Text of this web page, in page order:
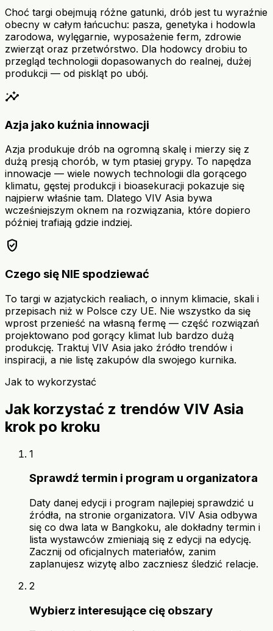
Choć targi obejmują różne gatunki, drób jest tu wyraźnie
obecny w całym łańcuchu: pasza, genetyka i hodowla
zarodowa, wylęgarnie, wyposażenie ferm, zdrowie
zwierząt oraz przetwórstwo. Dla hodowcy drobiu to
przegląd technologii dopasowanych do realnej, dużej
produkcji — od piskląt po ubój.
insights
Azja jako kuźnia innowacji
Azja produkuje drób na ogromną skalę i mierzy się z
dużą presją chorób, w tym ptasiej grypy. To napędza
innowacje — wiele nowych technologii dla gorącego
klimatu, gęstej produkcji i bioasekuracji pokazuje się
najpierw właśnie tam. Dlatego VIV Asia bywa
wcześniejszym oknem na rozwiązania, które dopiero
później trafiają gdzie indziej.
verified_user
Czego się NIE spodziewać
To targi w azjatyckich realiach, o innym klimacie, skali i
przepisach niż w Polsce czy UE. Nie wszystko da się
wprost przenieść na własną fermę — część rozwiązań
projektowano pod gorący klimat lub bardzo dużą
produkcję. Traktuj VIV Asia jako źródło trendów i
inspiracji, a nie listę zakupów dla swojego kurnika.
Jak to wykorzystać
Jak korzystać z trendów VIV Asia
krok po kroku
1
Sprawdź termin i program u organizatora
Daty danej edycji i program najlepiej sprawdzić u
źródła, na stronie organizatora. VIV Asia odbywa
się co dwa lata w Bangkoku, ale dokładny termin i
lista wystawców zmieniają się z edycji na edycję.
Zacznij od oficjalnych materiałów, zanim
zaplanujesz wizytę albo zaczniesz śledzić relacje.
2
Wybierz interesujące cię obszary